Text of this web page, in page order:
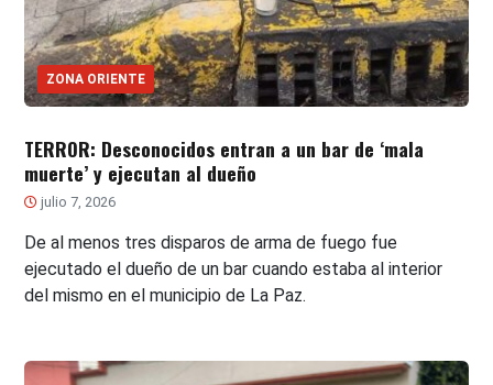
ZONA ORIENTE
TERROR: Desconocidos entran a un bar de ‘mala
muerte’ y ejecutan al dueño
julio 7, 2026
De al menos tres disparos de arma de fuego fue
ejecutado el dueño de un bar cuando estaba al interior
del mismo en el municipio de La Paz.